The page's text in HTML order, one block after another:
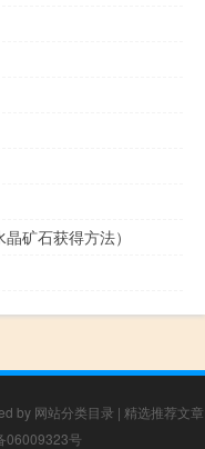
矿石获得方法）
by 网站分类目录 | 精选推荐文章
06009323号